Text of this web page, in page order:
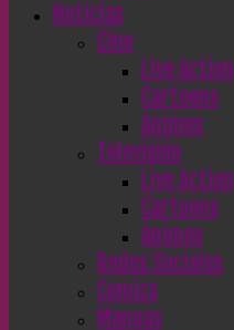
Noticias
Cine
Live Action
Cartoons
Animes
Televisión
Live Action
Cartoons
Animes
Redes Sociales
Comics
Mangas